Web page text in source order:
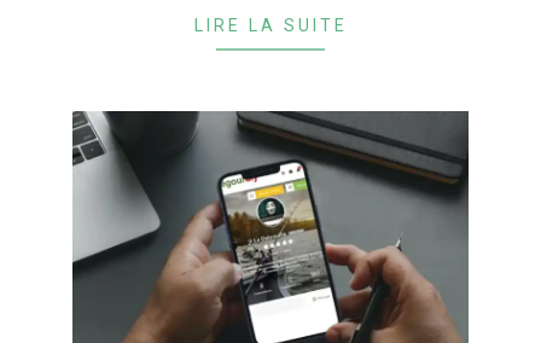
LIRE LA SUITE